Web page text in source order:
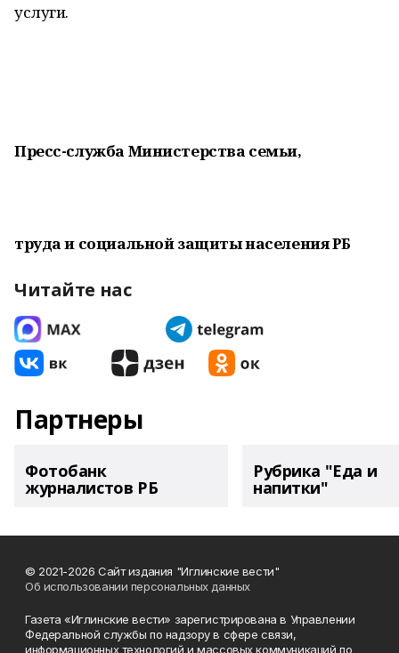
услуги.
Пресс-служба Министерства семьи,
труда и социальной защиты населения РБ
Читайте нас
Партнеры
Фотобанк
журналистов РБ
Рубрика "Еда и
напитки"
© 2021-2026 Сайт издания "Иглинские вести"
Об использовании персональных данных
Газета «Иглинские вести» зарегистрирована в Управлении
Федеральной службы по надзору в сфере связи,
информационных технологий и массовых коммуникаций по